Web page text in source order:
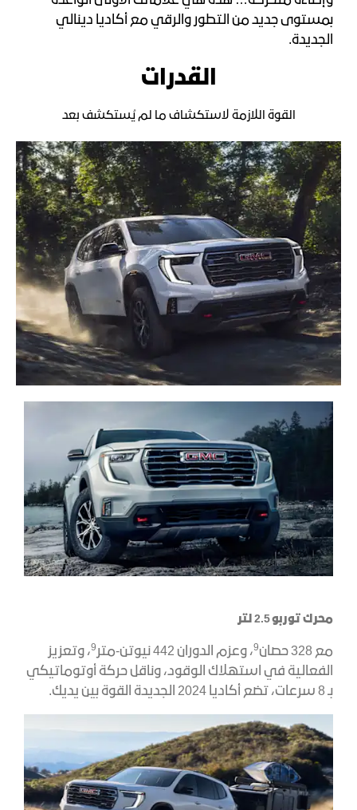
بمستوى جديد من التطور والرقي مع أكاديا دينالي
الجديدة.
القدرات
القوة اللازمة لاستكشاف ما لم يُستكشف بعد
محرك توربو 2.5 لتر
مع 328 حصان 9، وعزم الدوران 442 نيوتن-متر 9، وتعزيز
الفعالية في استهلاك الوقود، وناقل حركة أوتوماتيكي
بـ 8 سرعات، تضع أكاديا 2024 الجديدة القوة بين يديك.